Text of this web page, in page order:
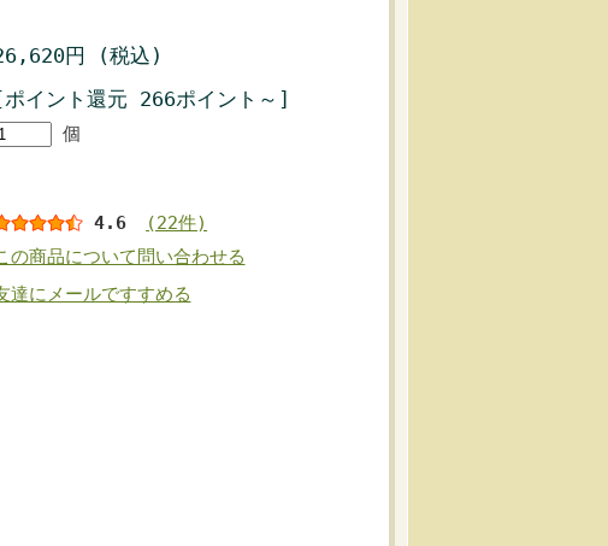
円 (税込)
[ポイント還元 266ポイント～]
個
4.6
(22件)
の商品について問い合わせる
達にメールですすめる